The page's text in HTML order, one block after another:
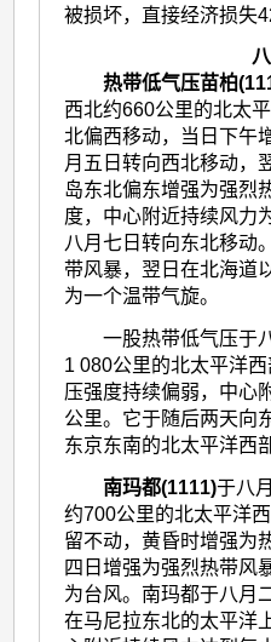
被损坏，直接经济损失
热带低气压苗柏
西北约660公里的北太
北偏西移动，当日下午
月五日转向西北移动，
岛东北偏东增强为强烈
度，中心附近持续风力
八月七日转向东北移动
带风暴，翌日在北海道
为一个温带气旋。
一股热带低气压于八
1 080公里的北太平洋
压强度持续偏弱，中心
公里。它于随后两天向
东京东南的北太平洋西
南玛都(1111)于八
约700公里的北太平洋
留不动，黄昏时增强为
四日增强为强烈热带风
为台风。南玛都于八月
在马尼拉东北的太平洋